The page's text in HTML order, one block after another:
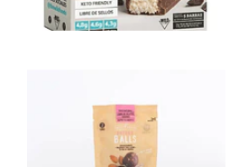
Energy balls